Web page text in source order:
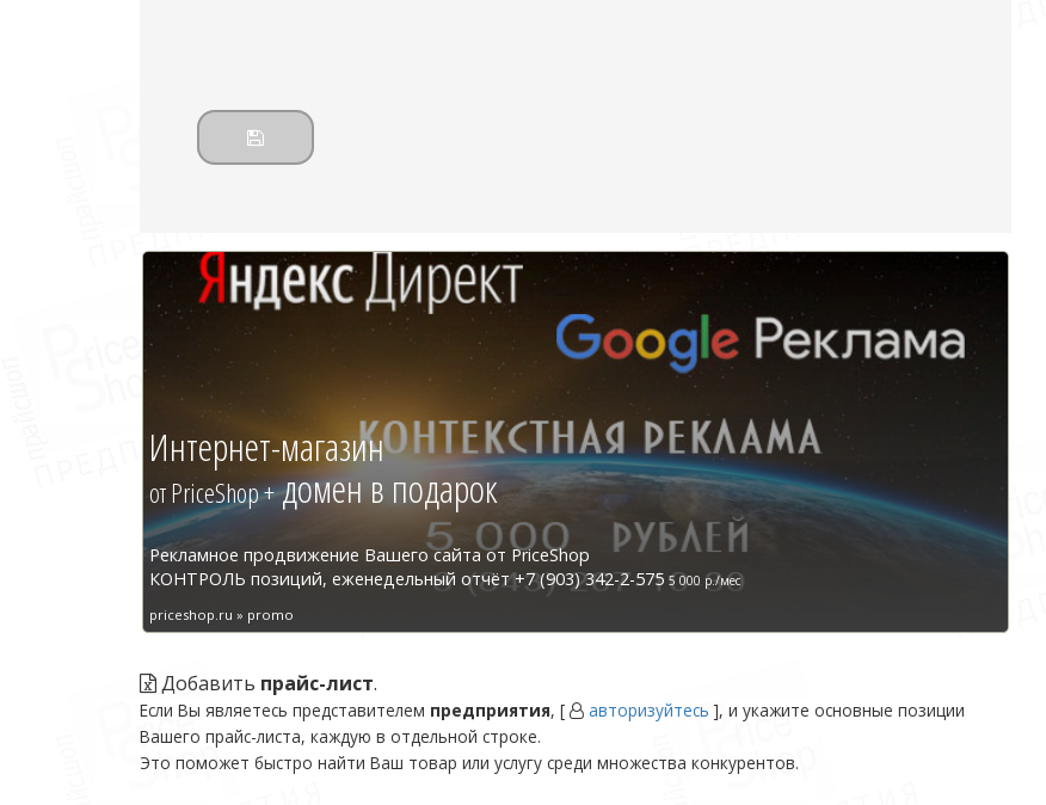
Интернет-магазин
от PriceShop +домен в подарок
Рекламное продвижение Вашего сайта от PriceShop
КОНТРОЛЬ позиций, еженедельный отчёт +7 (903) 342-2-575 5 000 р./мес
priceshop.ru » promo
Добавить прайс-лист.
Если Вы являетесь представителем предприятия, [ авторизуйтесь ], и укажите основные позиции
Вашего прайс-листа, каждую в отдельной строке.
Это поможет быстро найти Ваш товар или услугу среди множества конкурентов.